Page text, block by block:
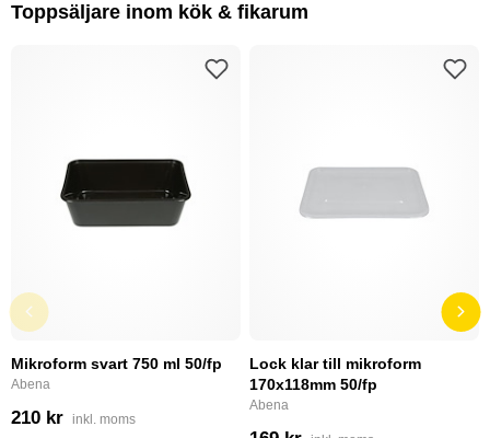
Toppsäljare inom kök & fikarum
Mikroform svart 750 ml 50/fp
Abena
210 kr inkl. moms
Lock klar till mikroform
170x118mm 50/fp
Abena